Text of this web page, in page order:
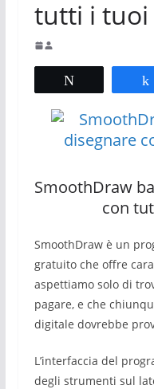
tutti i
SmoothDraw
con
SmoothDraw è un
gratuito che offre
aspettiamo solo di
pagare, e che
digitale dovrebbe
L’interfaccia del
degli strumenti sul